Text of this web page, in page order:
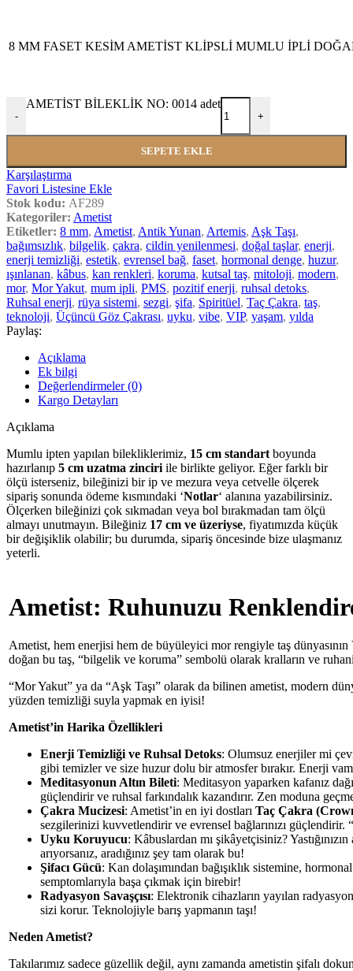
8 MM FASET KESİM AMETİST KLİPSLİ MUMLU İPLİ
-
AMETİST BİLEKLİK NO: 0014 adet
+
SEPETE EKLE
Karşılaştırma
Favori Listesine Ekle
Stok kodu: AF289
Kategoriler: Ametist
Etiketler: 8 mm, Ametist, Antik Yunan, Artemis, Aşk Taşı,
bağımsızlık, bilgelik, çakra, cildin yenilenmesi, doğal taşlar, enerji,
enerji temizliği, estetik, evrensel bağ, faset, hormonal denge, huzur,
ışınlanan, kâbus, kan renkleri, koruma, kutsal taş, mitoloji, modern,
mor, Mor Yakut, mum ipli, PMS, pozitif enerji, ruhsal detoks,
Ruhsal enerji, rüya sistemi, sezgi, şifa, Spiritüel, Taç Çakra, taş,
teknoloji, Üçüncü Göz Çakrası, uyku, vibe, VIP, yaşam, yılda
Paylaş:
Açıklama
Ek bilgi
Değerlendirmeler (0)
Kargo Detayları
Açıklama
Mumlu ipten yapılan bilekliklerimiz, 15 cm standart boyunda
hazırlanıp 5 cm uzatma zinciri ile birlikte geliyor. Eğer farklı bir
ölçü isterseniz, bileğinizi bir ip ve mezura veya cetvelle ölçerek
sipariş sonunda ödeme kısmındaki ‘Notlar‘ alanına yazabilirsiniz.
Ölçerken bileğinizi çok sıkmadan veya bol bırakmadan tam ölçü
almayı unutmayın. Bileğiniz 17 cm ve üzeriyse, fiyatımızda küçük
bir değişiklik olabilir; bu durumda, sipariş öncesinde bize ulaşmanız
yeterli.
Ametist: Ruhunuzu
Ametist, hem enerjisi hem de büyüleyici mor rengiyle taş
doğan bu taş, “bilgelik ve koruma” sembolü olarak kralların ve
“Mor Yakut” ya da “Aşk Taşı” olarak da bilinen ametist, modern
yüzden temizliği suyla yapmak en iyisi!
Ametist’in Harika Özellikleri
Enerji Temizliği ve Ruhsal Detoks: Olumsuz enerjiler mi
gibi temizler ve size huzur dolu bir atmosfer bırakır. Enerji
Meditasyonun Altın Bileti: Meditasyon yaparken kafanız
güçlendirir ve ruhsal farkındalık kazandırır. Zen moduna
Çakra Mucizesi: Ametist’in en iyi dostları Taç Çakra
sezgilerinizi kuvvetlendirir ve evrensel bağlarınızı güçlendirir.
Uyku Koruyucu: Kâbuslardan mı şikâyetçisiniz?
arıyorsanız, aradığınız şey tam olarak bu!
Şifacı Gücü: Kan dolaşımından bağışıklık sistemine,
semptomlarıyla başa çıkmak için birebir!
Radyasyon Savaşçısı: Elektronik cihazların yayılan
sizi korur. Teknolojiyle barış yapmanın taşı!
Neden Ametist?
Takılarımız sadece güzellik değil, aynı zamanda ametistin şifalı